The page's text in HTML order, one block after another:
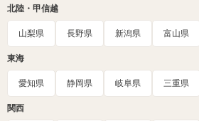
北陸・甲信越
山梨県 長野県 新潟県 富山県
東海
愛知県 静岡県 岐阜県 三重県
関西